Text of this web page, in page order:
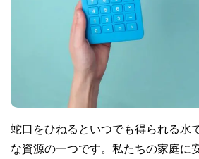
蛇口をひねるといつでも得られる水
な資源の一つです。私たちの家庭に